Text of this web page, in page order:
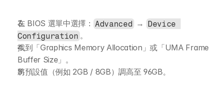
在 BIOS 選單中選擇： Advanced →
Device
Configuration 。
找到「Graphics Memory Allocation」或「UMA Frame
Buffer Size」。
將預設值（例如 2GB / 8GB）調高至 96GB。